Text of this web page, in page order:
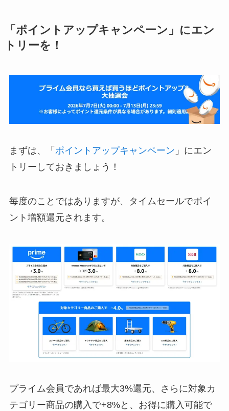
「ポイントアップキャンペーン」にエン
トリーを！
まずは、「 ポイントアップキャンペーン 」にエン
トリーしておきましょう！
毎度のことではありますが、タイムセールでポイ
ント増額還元されます。
プライム会員であれば最大3%還元、さらに対象カ
テゴリー商品の購入で+8%と、お得に購入可能で